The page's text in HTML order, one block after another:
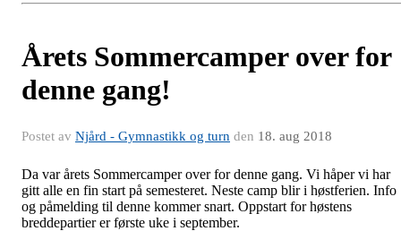
Årets Sommercamper over for
denne gang!
Postet av Njård - Gymnastikk og turn den 18. aug 2018
Da var årets Sommercamper over for denne gang. Vi håper vi har
gitt alle en fin start på semesteret. Neste camp blir i høstferien. Info
og påmelding til denne kommer snart. Oppstart for høstens
breddepartier er første uke i september.